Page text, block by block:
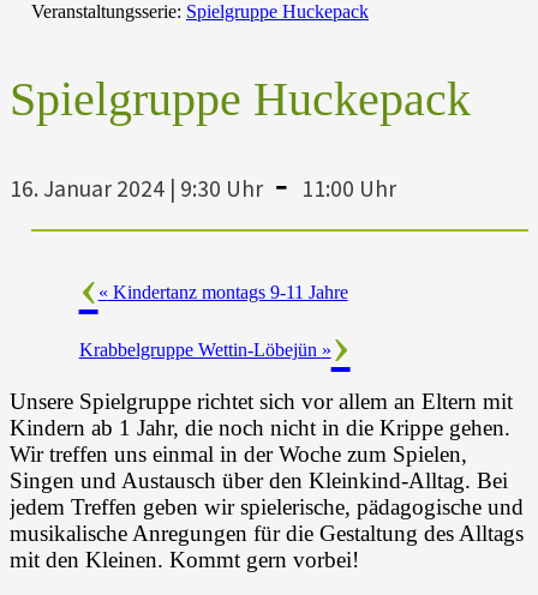
Veranstaltungsserie: Spielgruppe Huckepack
Spielgruppe Huckepack
16. Januar 2024 | 9:30 Uhr - 11:00 Uhr
« Kindertanz montags 9-11 Jahre
Krabbelgruppe Wettin-Löbejün »
Unsere Spielgruppe richtet sich vor allem an Eltern mit
Kindern ab 1 Jahr, die noch nicht in die Krippe gehen.
Wir treffen uns einmal in der Woche zum Spielen,
Singen und Austausch über den Kleinkind-Alltag. Bei
jedem Treffen geben wir spielerische, pädagogische und
musikalische Anregungen für die Gestaltung des Alltags
mit den Kleinen. Kommt gern vorbei!